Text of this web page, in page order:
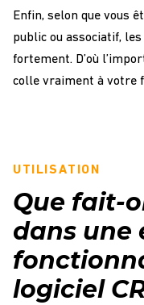
Enfin, selon que vous
public ou associatif,
fortement. D’où
colle vraiment à votre
UTILISATION
Que fait-
dans une
logiciel